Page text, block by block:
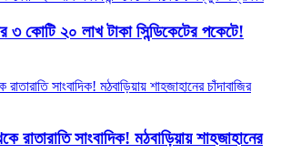
৩ কোটি ২০ লাখ টাকা সিন্ডিকেটের পকেটে!
রাতারাতি সাংবাদিক! মঠবাড়িয়ায় শাহজাহানের